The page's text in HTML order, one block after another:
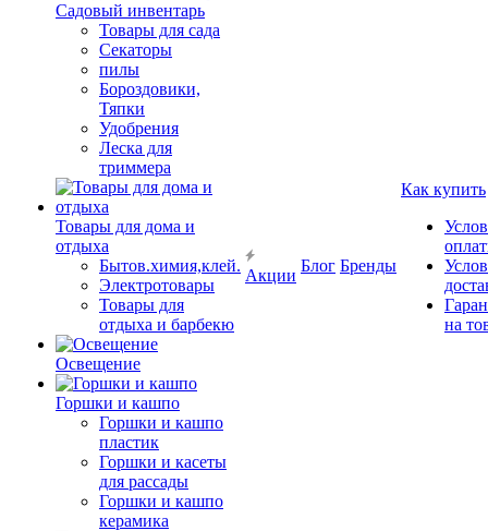
Садовый инвентарь
Товары для сада
Секаторы
пилы
Бороздовики,
Тяпки
Удобрения
Леска для
триммера
Товары для дома и
отдыха
Бытов.химия,клей.
Электротовары
Товары для
отдыха и барбекю
Освещение
Горшки и кашпо
Горшки и кашпо
пластик
Горшки и касеты
для рассады
Горшки и кашпо
керамика
Акции
Блог Бренды
Как купить
на